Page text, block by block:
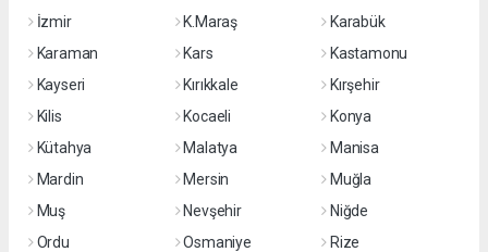
İzmir
K.Maraş
Karabük
Karaman
Kars
Kastamonu
Kayseri
Kırıkkale
Kırşehir
Kilis
Kocaeli
Konya
Kütahya
Malatya
Manisa
Mardin
Mersin
Muğla
Muş
Nevşehir
Niğde
Ordu
Osmaniye
Rize